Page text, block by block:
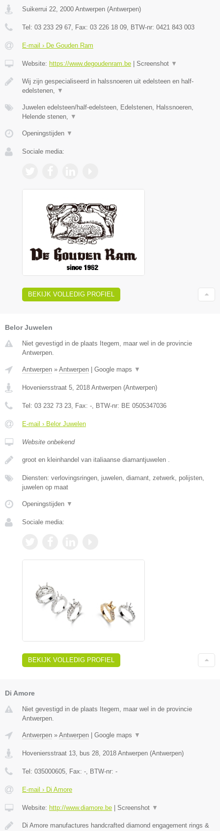
Suikerrui 22, 2000 Antwerpen (Antwerpen)
Tel: 03 233 29 67, Fax: 03 226 18 09, BTW-nr: 0421 843 003
E-mail › De Gouden Ram
Website: https://www.degoudenram.be Screenshot ▼
Wij zijn gespecialiseerd in halssnoeren uit edelsteen en half-
edelstenen, ▼
Juwelen edelsteen/half-edelsteen, Edelstenen, Halssnoeren,
Helende stenen, ▼
Openingstijden ▼
Sociale media:
BEKIJK VOLLEDIG PROFIEL
Belor Juwelen
Niet gevestigd in de plaats Itegem, maar wel in de provincie
Antwerpen.
Antwerpen » Antwerpen Google maps ▼
Hoveniersstraat 5, 2018 Antwerpen (Antwerpen)
Tel: 03 232 73 23, Fax: -, BTW-nr: BE 0505347036
E-mail › Belor Juwelen
Website onbekend
groot en kleinhandel van italiaanse diamantjuwelen .
Diensten: verlovingsringen, juwelen, diamant, zetwerk, polijsten,
juwelen op maat
Openingstijden ▼
Sociale media:
BEKIJK VOLLEDIG PROFIEL
Di Amore
Niet gevestigd in de plaats Itegem, maar wel in de provincie
Antwerpen.
Antwerpen » Antwerpen | Google maps ▼
Hoveniersstraat 13, bus 28 2018 Antwerpen (Antwerpen)
Tel: 035000605 , Fax: - , BTW-nr: -
E-mail › Di Amore
Website: http://www.diamore.be | Screenshot ▼
Di Amore manufactures handcrafted diamond engagement rings &